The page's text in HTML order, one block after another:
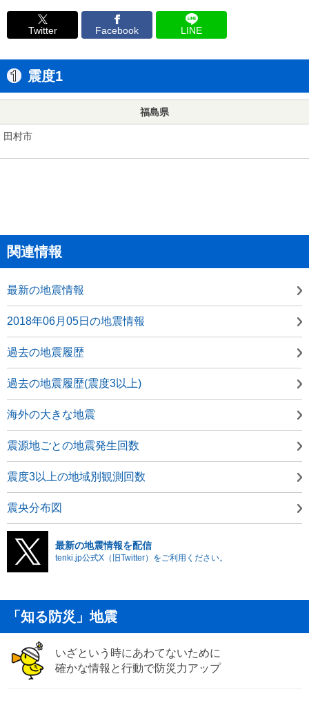
Twitter Facebook LINE
震度1
福島県
田村市
関連情報
最新の地震情報
2018年06月05日の地震情報
過去の地震履歴
過去の地震履歴(震度3以上)
海外の大きな地震
震源地ごとの地震発生回数
震度3以上の地域別観測回数
震央分布図
最新の地震情報を配信
tenki.jp公式X（旧Twitter）をご利用ください。
「知る防災」地震
いざという時にあわてないために
確かな情報と行動で防災力アップ